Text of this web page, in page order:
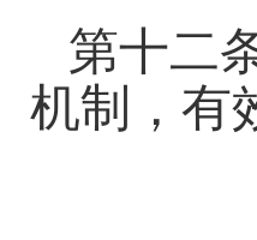
第十二
机制，有